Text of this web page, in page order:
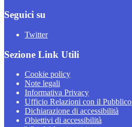
Seguici su
Twitter
Sezione Link Utili
Cookie policy
Note legali
Informativa Privacy
Ufficio Relazioni con il Pubblico
Dichiarazione di accessibilità
Obiettivi di accessibilità